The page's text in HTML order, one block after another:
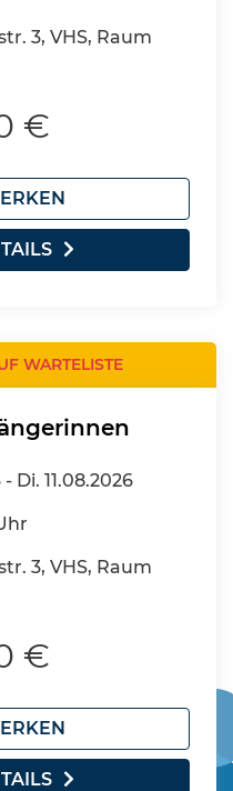
3, VHS, Raum
€
WARTELISTE
- Di. 11.08.2026
3, VHS, Raum
€